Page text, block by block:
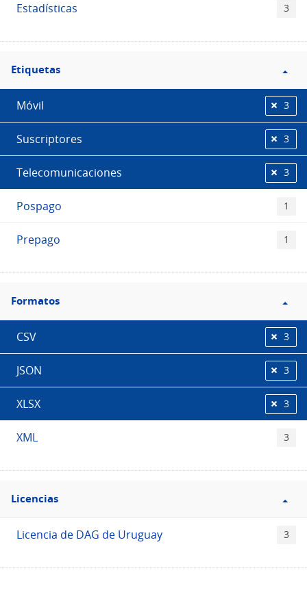
Estadísticas 3
Filtro
Etiquetas
Etiquetas
Móvil 3
Suscriptores 3
Telecomunicaciones 3
Pospago 1
Prepago 1
Filtro
Formatos
Formatos
CSV 3
JSON 3
XLSX 3
XML 3
Filtro
Licencias
Licencias
Licencia de DAG de Uruguay 3